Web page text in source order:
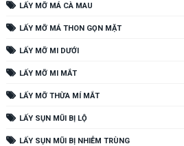
LẤY MỠ MÁ CÀ MAU
LẤY MỠ MÁ THON GỌN MẶT
LẤY MỠ MI DƯỚI
LẤY MỠ MI MẮT
LẤY MỠ THỪA MÍ MẮT
LẤY SỤN MŨI BỊ LỘ
LẤY SỤN MŨI BỊ NHIỄM TRÙNG